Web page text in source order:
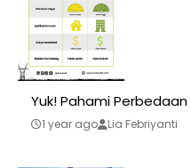
Yuk! Pahami Perbedaan
1 year ago Lia Febriyanti